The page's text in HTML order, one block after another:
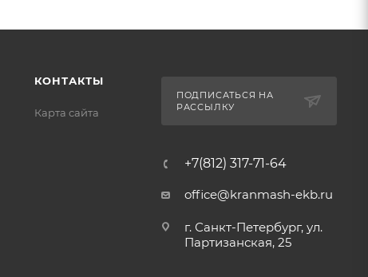
КОНТАКТЫ
Карта сайта
ПОДПИСАТЬСЯ НА
РАССЫЛКУ
+7(812) 317-71-64
office@kranmash-ekb.ru
г. Санкт-Петербург, ул.
Партизанская, 25